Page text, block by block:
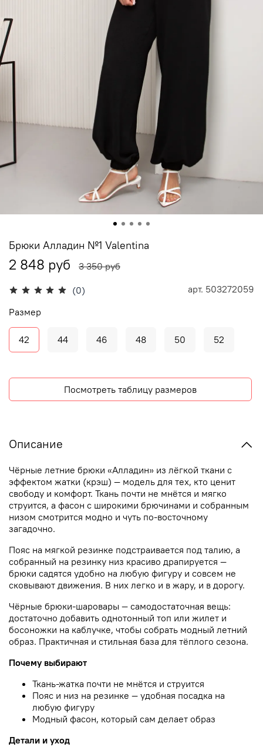
(0) арт. 503272059
Брюки Алладин №1 Valentina
2 848 руб 3 350 руб
Размер
42 44 46 48 50 52
Посмотреть таблицу размеров
Описание
Чёрные летние брюки «Алладин» из лёгкой ткани с
эффектом жатки (крэш) — модель для тех, кто ценит
свободу и комфорт. Ткань почти не мнётся и мягко
струится, а фасон с широкими брючинами и собранным
низом смотрится модно и чуть по-восточному
загадочно.
Пояс на мягкой резинке подстраивается под талию, а
собранный на резинку низ красиво драпируется —
брюки садятся удобно на любую фигуру и совсем не
сковывают движения. В них легко и в жару, и в дорогу.
Чёрные брюки-шаровары — самодостаточная вещь:
достаточно добавить однотонный топ или жилет и
босоножки на каблучке, чтобы собрать модный летний
образ. Практичная и стильная база для тёплого сезона.
Почему выбирают
Ткань-жатка почти не мнётся и струится
Пояс и низ на резинке — удобная посадка на
любую фигуру
Модный фасон, который сам делает образ
Детали и уход